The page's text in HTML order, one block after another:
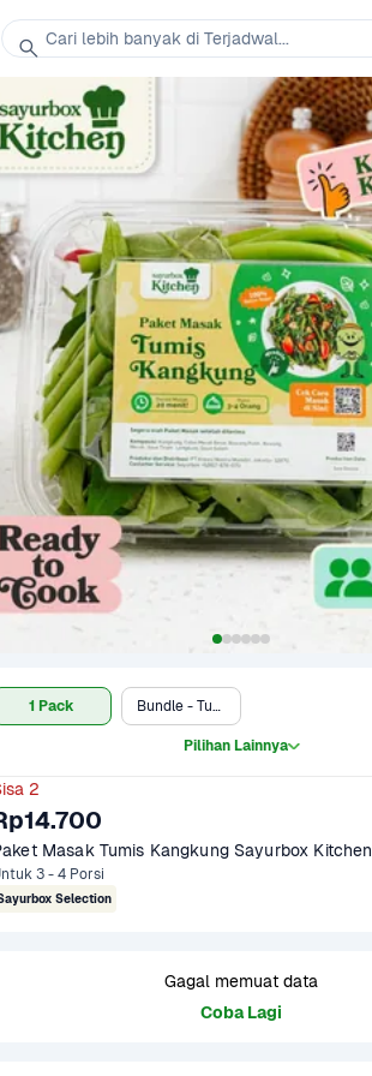
1 Pack Bundle - Tumis Kangkung & Cumi Asin Cabe Hijau
Pilihan Lainnya
2
Masak Tumis Kangkung Sayurbox Kitchen
3 - 4 Porsi
Selection
Gagal memuat data
Coba Lagi
Cari lebih banyak di Terjadwal...